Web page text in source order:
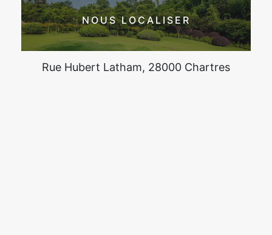
NOUS LOCALISER
Rue Hubert Latham, 28000 Chartres